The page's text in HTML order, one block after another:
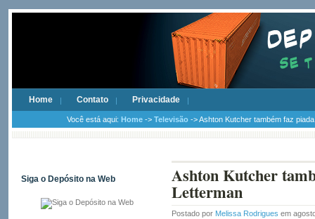
Home Contato Privacidade
Você está aqui: Home -> Televisão -> Ashton Kutcher também faz
Siga o Depósito na Web Ashton Kutcher
Letterman
Postado por Melissa Rodrigues em